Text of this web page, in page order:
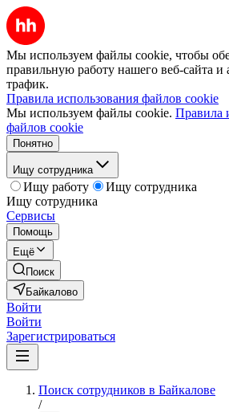
Мы используем файлы cookie, чтобы
правильную работу нашего веб-сайта и
трафик.
Правила использования файлов cookie
Мы используем файлы cookie. Правила
файлов cookie
Понятно
Ищу сотрудника
Ищу работу
Ищу сотрудника
Ищу сотрудника
Сервисы
Помощь
Ещё
Поиск
Байкалово
Войти
Войти
Зарегистрироваться
Поиск сотрудников в Байкалове
/